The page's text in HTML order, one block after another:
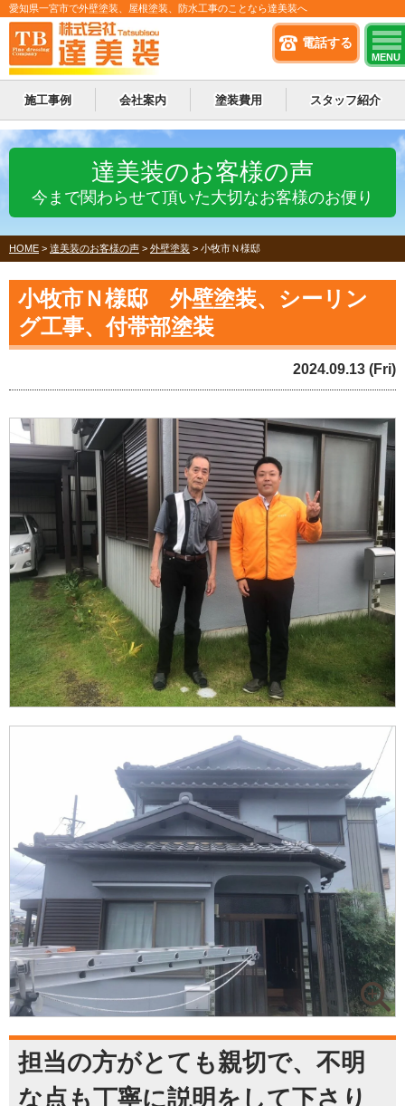
電話する
MENU
愛知県一宮市で外壁塗装、屋根塗装、防水工事のことなら達美装へ
施工事例 会社案内 塗装費用 スタッフ紹介
達美装のお客様の声
今まで関わらせて頂いた大切なお客様のお便り
HOME > 達美装のお客様の声 > 外壁塗装 > 小牧市Ｎ様邸
小牧市Ｎ様邸 外壁塗装、シーリン
グ工事、付帯部塗装
2024.09.13 (Fri)
担当の方がとても親切で、不明
な点も丁寧に説明をして下さり